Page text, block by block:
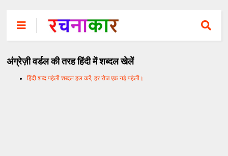
अंग्रेज़ी वर्डल की तरह हिंदी में शब्दल खेलें
हिंदी शब्द पहेली शब्दल हल करें, हर रोज एक नई पहेली।